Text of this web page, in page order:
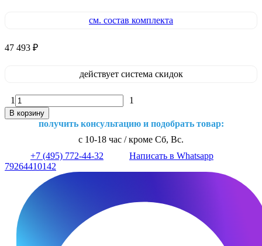
см. состав комплекта
47 493 ₽
действует система скидок
1 1
В корзину
получить консультацию и подобрать товар:
с 10-18 час / кроме Сб, Вс.
+7 (495) 772-44-32
Написать в Whatsapp
79264410142